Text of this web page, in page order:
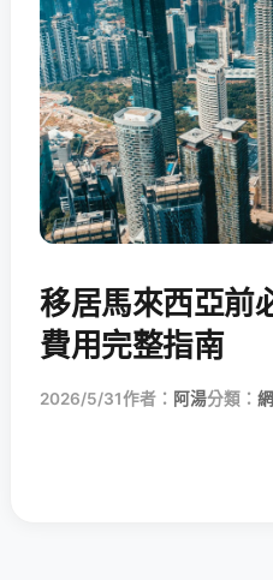
移居馬來西亞前
費用完整指南
2026/5/31作者： 阿湯分類：